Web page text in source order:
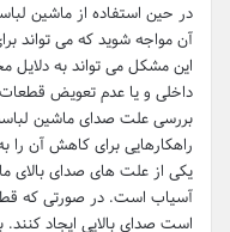
در حین استفاده از ماشین
آن مواجه شوید که می تواند
این مشکل می تواند به
داخلی و یا عدم تعویض
بررسی علت صدای ماشین
راهکارهایی برای کاهش آن را
یکی از علت های صدای بالای
آسیاب است. در صورتی که
است صدای بالایی ایجاد